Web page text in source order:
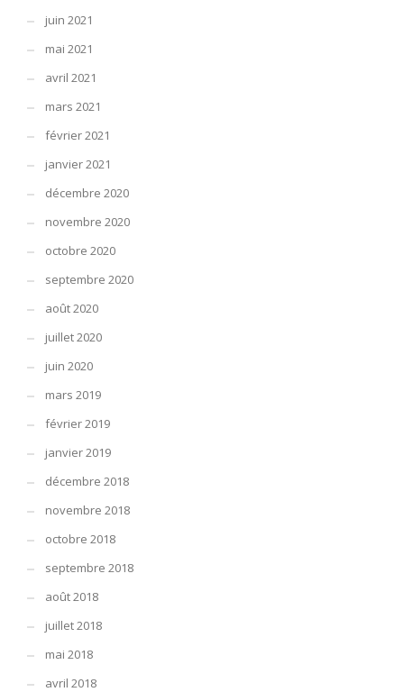
juin 2021
mai 2021
avril 2021
mars 2021
février 2021
janvier 2021
décembre 2020
novembre 2020
octobre 2020
septembre 2020
août 2020
juillet 2020
juin 2020
mars 2019
février 2019
janvier 2019
décembre 2018
novembre 2018
octobre 2018
septembre 2018
août 2018
juillet 2018
mai 2018
avril 2018